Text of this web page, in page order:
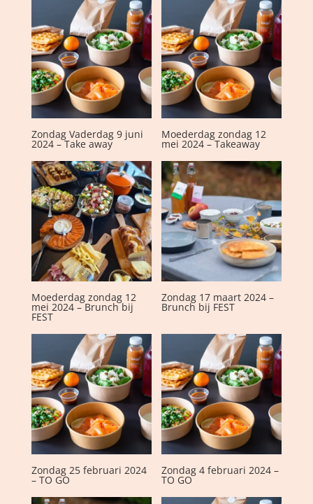
Zondag Vaderdag 9 juni
2024 – Take away
Moederdag zondag 12
mei 2024 – Takeaway
Moederdag zondag 12
mei 2024 – Brunch bij
FEST
Zondag 17 maart 2024 –
Brunch bij FEST
Zondag 25 februari 2024
– TO GO
Zondag 4 februari 2024 –
TO GO